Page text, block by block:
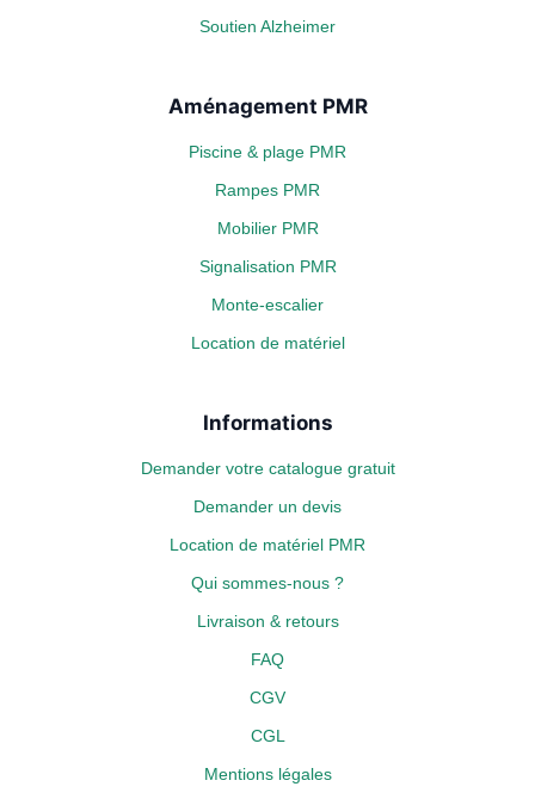
Soutien Alzheimer
Aménagement PMR
Piscine & plage PMR
Rampes PMR
Mobilier PMR
Signalisation PMR
Monte-escalier
Location de matériel
Informations
Demander votre catalogue gratuit
Demander un devis
Location de matériel PMR
Qui sommes-nous ?
Livraison & retours
FAQ
CGV
CGL
Mentions légales